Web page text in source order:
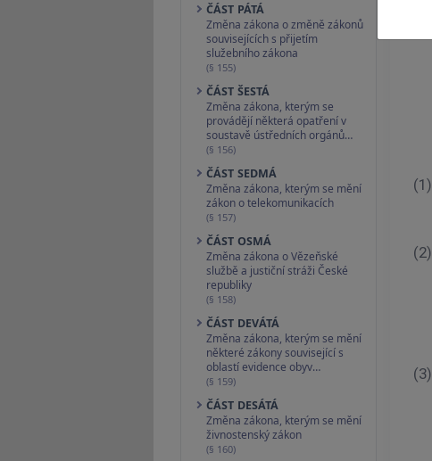
ČÁST PÁTÁ
Změna zákona o změně zákonů
souvisejících s přijetím
služebního zákona
(§ 155)
ČÁST ŠESTÁ
Změna zákona, kterým se
provádějí některá opatření v
soustavě ústředních orgánů…
(§ 156)
ČÁST SEDMÁ
Změna zákona, kterým se mění
zákon o telekomunikacích
(§ 157)
ČÁST OSMÁ
Změna zákona o Vězeňské
službě a justiční stráži České
republiky
(§ 158)
ČÁST DEVÁTÁ
Změna zákona, kterým se mění
některé zákony související s
oblastí evidence obyv…
(§ 159)
ČÁST DESÁTÁ
Změna zákona, kterým se mění
živnostenský zákon
(§ 160)
(1)
(2)
(3)